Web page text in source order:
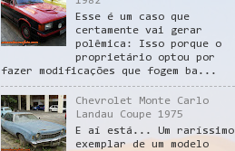
Esse é um caso que
certamente vai gerar
polêmica: Isso porque o
proprietário optou por
fazer modificações que fogem ba...
Chevrolet Monte Carlo
Landau Coupe 1975
E aí está... Um raríssimo
exemplar de um modelo